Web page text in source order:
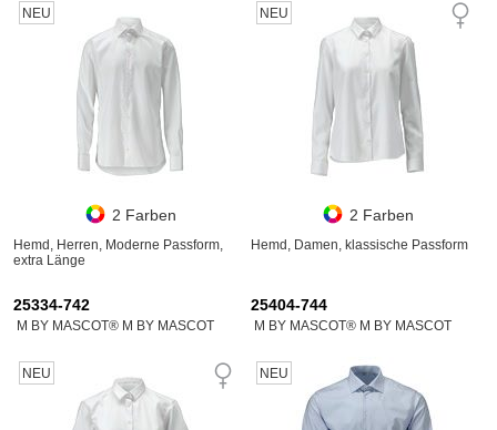
NEU
2 Farben
Hemd, Herren, Moderne Passform,
extra Länge
NEU
2 Farben
Hemd, Damen, klassische Passform
25334-742
M BY MASCOT® M BY MASCOT
NEU
25404-744
M BY MASCOT® M BY MASCOT
NEU